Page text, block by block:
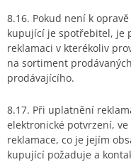
8.16. Pokud není k
kupující je spotřebitel, je
reklamaci v kterékoliv
na sortiment
prodávajícího.
8.17. Při uplatnění
elektronické potvrzení,
reklamace, co je jejím
kupující požaduje a